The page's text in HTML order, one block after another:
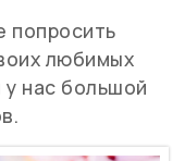
попросить
любимых
нас большой